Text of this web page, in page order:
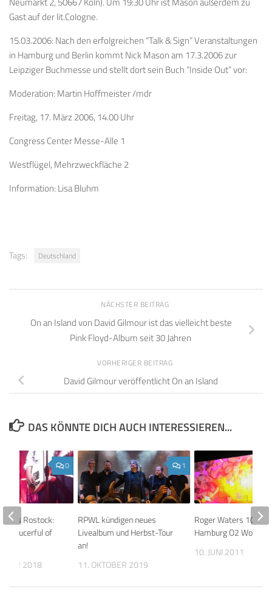
Gast auf der lit.Cologne.
15.03.2006: Nach den erfolgreichen “Talk & Sign” Veranstaltungen
in Hamburg und Berlin kommt Nick Mason am 17.3.2006 zur
Leipziger Buchmesse und stellt dort sein Buch “Inside Out” vor:
Moderation: Martin Hoffmeister /mdr
Freitag, 17. März 2006, 14.00 Uhr
Congress Center Messe-Alle 1
Westflügel, Mehrzweckfläche 2
Information: Lisa Bluhm
Tags: Deutschland
NÄCHSTER BEITRAG
On an Island von David Gilmour ist das vielleicht beste
Pink Floyd-Album seit 30 Jahren
VORHERIGER BEITRAG
David Gilmour veröffentlicht On an Island
DAS KÖNNTE DICH AUCH INTERESSIEREN...
1
RPWL kündigen neues
Livealbum und Herbst-Tour
an!
11. OKTOBER 2019
Roger Waters
Hamburg O2 World
10. JUNI 2011
0
aus Rostock:
Saucerful of
2018